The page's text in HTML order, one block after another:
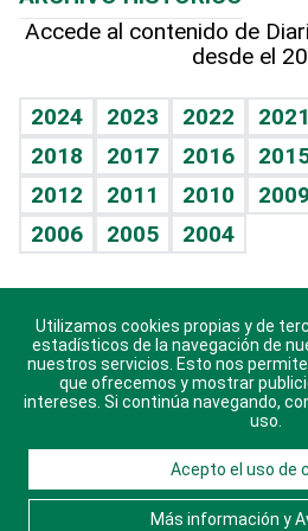
Hablando con el pediatra
Vida y familia
Eñe
Celebrando la vida
Sin complejos
En pocas palabras
Escuchando al corazón
Economía Personal
Línea de hit
TBT Deportivo
Más firmas
Hecho en casa
Guía del dinero
Cumpleaños
Horóscopos
Crucigramas
Accede al contenido de
desde el
2024 2023 2022 2021
2018
2017 2016
2012
2011 2010 2009
2006
2005 2004
Descarga nuestras
sistema
© 2021 Diario Libre, todos los
Consulta elAviso Legal.
Utilizamos cookies propias y de
estadísticos de la navegación de
nuestros servicios. Esto nos
que ofrecemos y mostrar
intereses. Si continúa navegando,
uso.
Acepto el uso de
Más información y